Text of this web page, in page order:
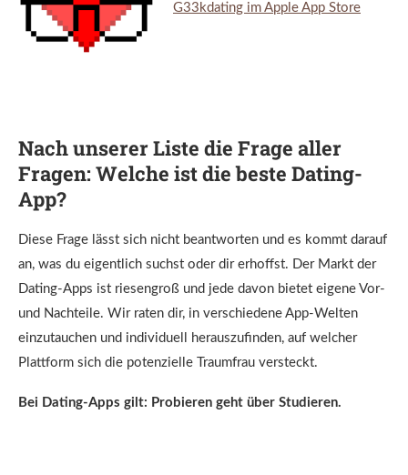
G33kdating im Apple App Store
Nach unserer Liste die Frage aller
Fragen: Welche ist die beste Dating-
App?
Diese Frage lässt sich nicht beantworten und es kommt darauf
an, was du eigentlich suchst oder dir erhoffst. Der Markt der
Dating-Apps ist riesengroß und jede davon bietet eigene Vor-
und Nachteile. Wir raten dir, in verschiedene App-Welten
einzutauchen und individuell herauszufinden, auf welcher
Plattform sich die potenzielle Traumfrau versteckt.
Bei Dating-Apps gilt: Probieren geht über Studieren.